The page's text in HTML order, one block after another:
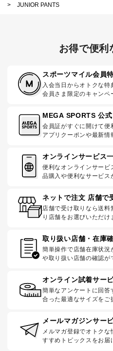
>
JUNIOR PANTS
お得で便利
スポーツマイル会員
入会当日からオトクな特
会員さま限定のキャンペ
MEGA SPORTS 公式
会員証がすぐに開けて便
アプリクーポンや最新情
オンラインサービス
便利なオンラインサー
品購入や便利なサービス
ネットで注文 店舗で
店舗で受け取りなら送
り店舗をお選びいただけ
取り扱い店舗・在庫
簡単操作で店舗在庫状況
や取り扱い店舗の確認が
オンライン試着サー
簡単なアンケートに回答
合った最適なサイズをご
メールマガジンサー
メルマガ登録でオトク
すすめトピックスをお届